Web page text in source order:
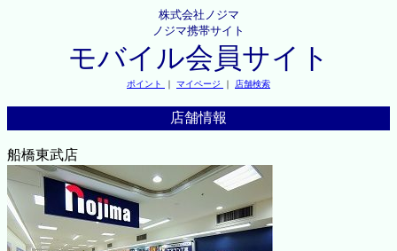
株式会社ノジマ
ノジマ携帯サイト
モバイル会員サイト
ポイント ｜ マイページ ｜ 店舗検索
店舗情報
船橋東武店